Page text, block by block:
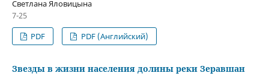
Светлана Яловицына
7-25
PDF
PDF (Английский)
Звезды в жизни населения долины реки Зеравшан